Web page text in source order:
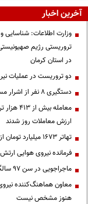
آخرین اخبار
در استان کرمان
دو تروریست در عملیات
دستگیری ۸ نفر از اشرار مسلح شاخص و مرتبطین گروهک‌های تروریستی
معامله
ارزش معاملات روز شدند
تهاتر ۱۶۷۳ میلیارد تومان از اموال شرکت‌های تراستی
فرمانده نیروی هوایی
ماجراجویی در سن ۹۷ سالگی!
معاون هماهنگ‌کننده
هنوز مشخص نیست